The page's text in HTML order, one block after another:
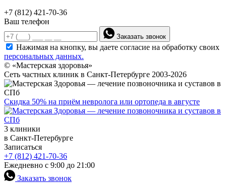
+7 (812) 421-70-36
Ваш телефон
Заказать звонок
Нажимая на кнопку, вы даете согласие на обработку своих
персональных данных.
© «Мастерская здоровья»
Сеть частных клиник в Санкт-Петербурге 2003-2026
Скидка 50% на приём невролога или ортопеда в августе
3 клиники
в Санкт-Петербурге
Записаться
+7 (812) 421-70-36
Ежедневно с 9:00 до 21:00
Заказать звонок